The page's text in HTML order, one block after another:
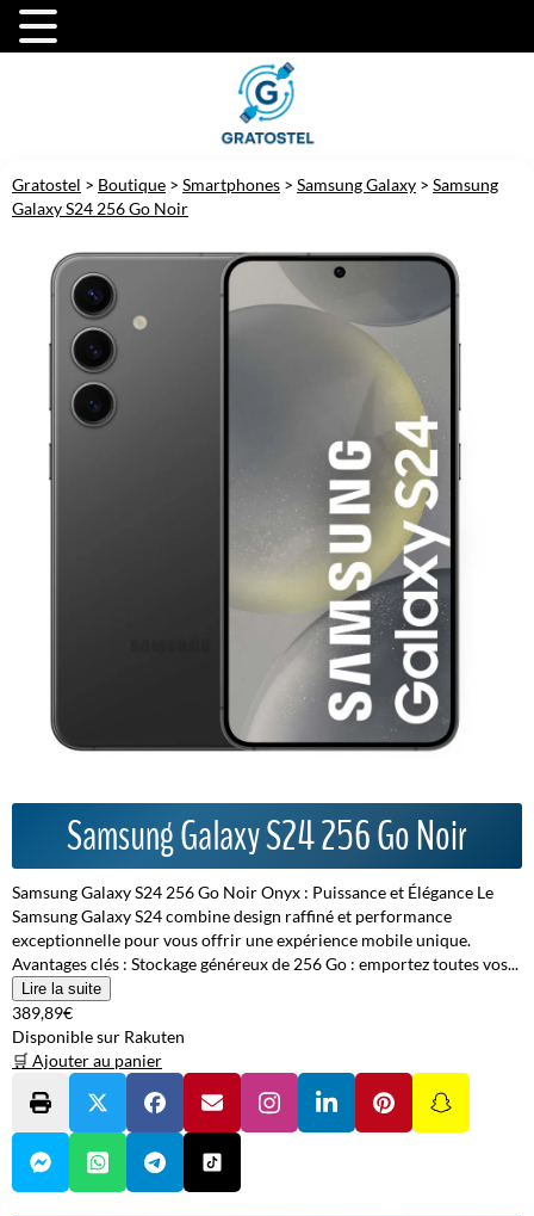
Gratostel > Boutique > Smartphones > Samsung Galaxy > Samsung
Galaxy S24 256 Go Noir
Samsung Galaxy S24 256 Go Noir
Samsung Galaxy S24 256 Go Noir Onyx : Puissance et Élégance Le
Samsung Galaxy S24 combine design raffiné et performance
exceptionnelle pour vous offrir une expérience mobile unique.
Avantages clés : Stockage généreux de 256 Go : emportez toutes vos...
Lire la suite
389,89€
Disponible sur Rakuten
🛒 Ajouter au panier